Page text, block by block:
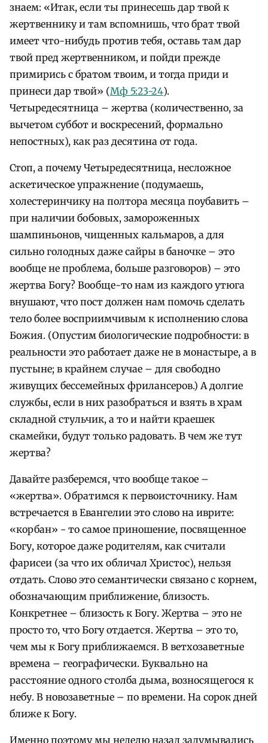
знаем: «Итак, если ты принесешь дар твой к
жертвеннику и там вспомнишь, что брат твой
имеет что-нибудь против тебя, оставь там дар
твой пред жертвенником, и пойди прежде
примирись с братом твоим, и тогда приди и
принеси дар твой» (Мф 5:23-24).
Четыредесятница – жертва (количественно, за
вычетом суббот и воскресений, формально
непостных), как раз десятина от года.
Стоп, а почему Четыредесятница, несложное
аскетическое упражнение (подумаешь,
холестеринчику на полтора месяца поубавить –
при наличии бобовых, замороженных
шампиньонов, чищенных кальмаров, а для
сильно голодных даже сайры в баночке – это
вообще не проблема, больше разговоров) – это
жертва Богу? Вообще-то нам из каждого утюга
внушают, что пост должен нам помочь сделать
тело более восприимчивым к исполнению слова
Божия. (Опустим биологические подробности: в
реальности это работает даже не в монастыре, а в
пустыне; в крайнем случае – для свободно
живущих бессемейных фрилансеров.) А долгие
службы, если в них разобраться и взять в храм
складной стульчик, а то и найти краешек
скамейки, будут только радовать. В чем же тут
жертва?
Давайте разберемся, что вообще такое –
«жертва». Обратимся к первоисточнику. Нам
встречается в Евангелии это слово на иврите:
«корбан» - то самое приношение, посвященное
Богу, которое даже родителям, как считали
фарисеи (за что их обличал Христос), нельзя
отдать. Слово это семантически связано с корнем,
обозначающим приближение, близость.
Конкретнее – близость к Богу. Жертва – это не
просто то, что Богу отдается. Жертва – это то,
чем мы к Богу приближаемся. В ветхозаветные
времена – географически. Буквально на
расстояние одного столба дыма, возносящегося к
небу. В новозаветные – по времени. На сорок дней
ближе к Богу.
Именно поэтому мы неделю назад задумывались